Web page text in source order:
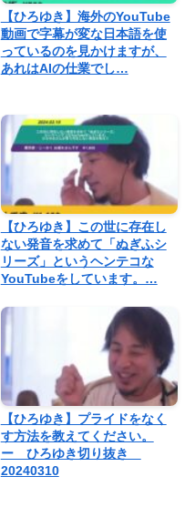
【ひろゆき】海外のYouTube
動画で字幕が変な日本語を使
っているのを見かけますが、
あれはAIの仕業でし…
【ひろゆき】この世に存在し
ない発音を求めて「ぬぎふシ
リーズ」というヘンテコな
YouTubeをしています。…
【ひろゆき】プライドをなく
す方法を教えてください。
ー ひろゆき切り抜き
20240310